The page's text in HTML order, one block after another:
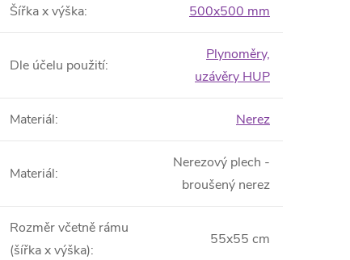
Šířka x výška: 500x500 mm
Dle účelu použití:
Plynoměry,
uzávěry HUP
Materiál: Nerez
Materiál:
Nerezový plech -
broušený nerez
Rozměr včetně rámu
(šířka x výška):
55x55 cm